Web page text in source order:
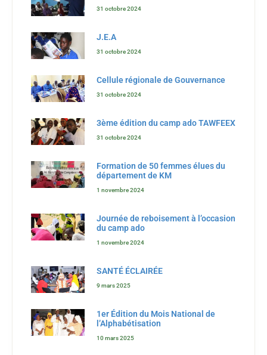
31 octobre 2024
J.E.A
31 octobre 2024
Cellule régionale de Gouvernance
31 octobre 2024
3ème édition du camp ado TAWFEEX
31 octobre 2024
Formation de 50 femmes élues du
département de KM
1 novembre 2024
Journée de reboisement à l’occasion
du camp ado
1 novembre 2024
SANTÉ ÉCLAIRÉE
9 mars 2025
1er Édition du Mois National de
l’Alphabétisation
10 mars 2025